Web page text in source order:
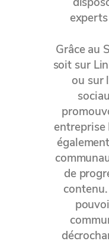
Grâce au
soit sur
ou sur
entreprise
de